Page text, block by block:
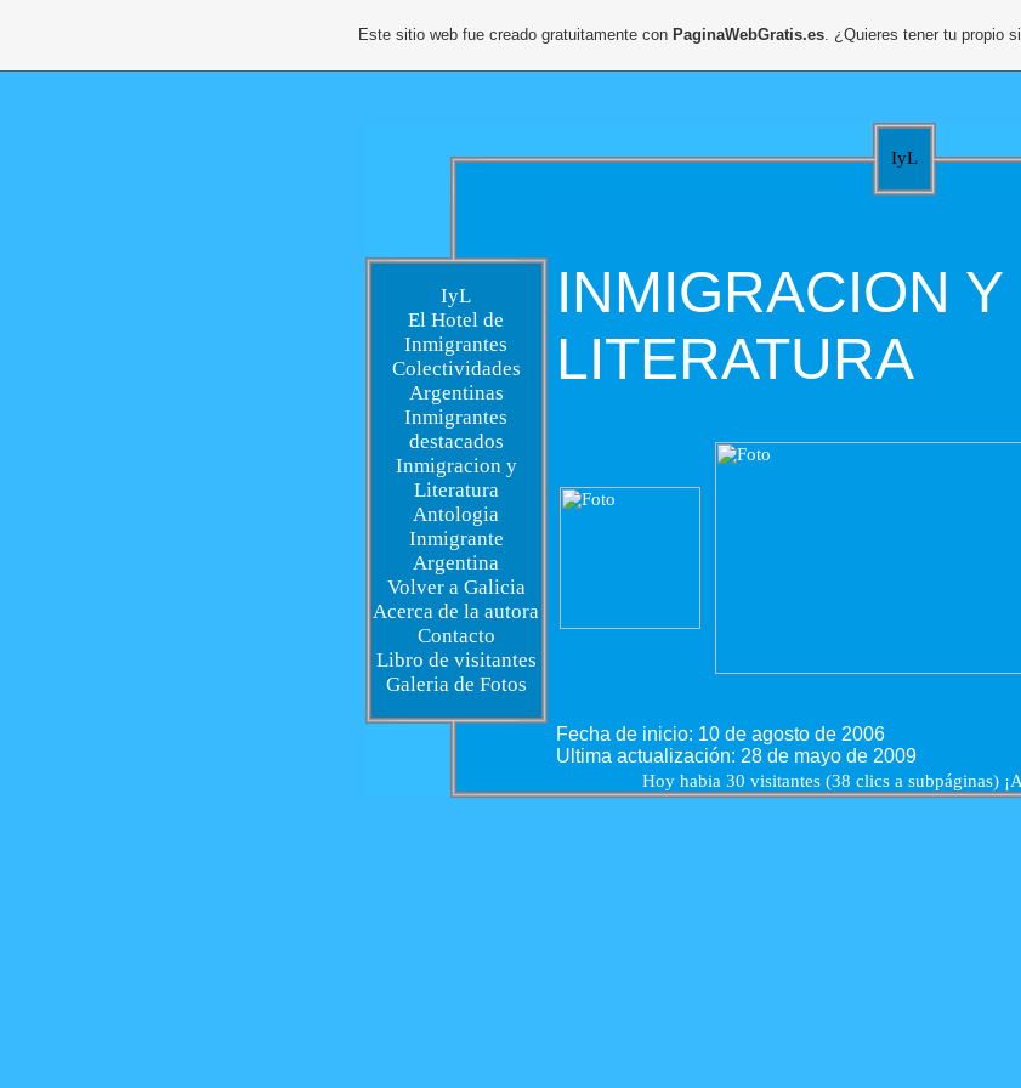
IyL
IyL
El Hotel de
Inmigrantes
Colectividades
Argentinas
Inmigrantes
destacados
Inmigracion y
Literatura
Antologia
Inmigrante
Argentina
Volver a Galicia
Acerca de la autora
Contacto
Libro de visitantes
Galeria de Fotos
INMIGRACION Y
LITERATURA
Fecha de inicio: 10 de agosto de 2006
Ultima actualización: 28 de mayo de 2009
Hoy habia 30 visitantes (38 clics a subpáginas)
Este sitio web fue creado gratuitamente con PaginaWebGratis.es. ¿Quieres tener tu propio